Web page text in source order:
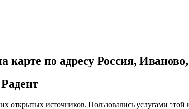
карте по адресу Россия,
открытых источников. Пользовались услугами этой